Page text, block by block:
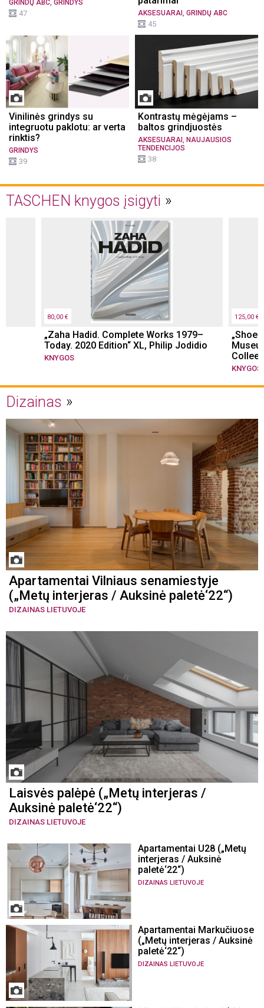
GRINDŲ ABC, GRINDYS
47 AKSESUARAI , GRINDŲ ABC
45
Vinilinės grindys su
integruotu paklotu: ar verta
rinktis?
GRINDYS
39
Kontrastų mėgėjams –
baltos grindjuostės
AKSESUARAI , NAUJAUSIOS
TENDENCIJOS
38
TASCHEN knygos įsigyti
80,00 €
„Zaha Hadid. Complete Works 1979–
Today. 2020 Edition“ XL, Philip Jodidio
KNYGOS
125,00 €
KNYGOS
Dizainas
Apartamentai Vilniaus senamiestyje
(„Metų interjeras / Auksinė paletė‘22“)
DIZAINAS LIETUVOJE
Laisvės palėpė („Metų interjeras /
Auksinė paletė‘22“)
DIZAINAS LIETUVOJE
Apartamentai U28 („Metų
interjeras / Auksinė
paletė‘22“)
DIZAINAS LIETUVOJE
Apartamentai Markučiuose
(„Metų interjeras / Auksinė
paletė‘22“)
DIZAINAS LIETUVOJE